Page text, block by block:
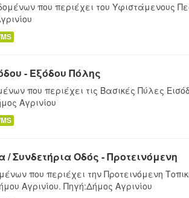
που περιέχει του Υφιστάμενους
- Εξόδου Πόλης
που περιέχει τις Βασικές Πύλες
Αγρινίου
/ Συνδετήρια Οδός - Προτεινόμενη
που περιέχει την Προτεινόμενη
Αγρινίου. Πηγή:Δήμος Αγρινίου